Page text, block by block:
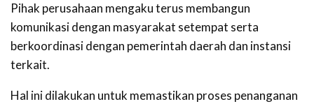
‎Pihak perusahaan mengaku terus membangun
komunikasi dengan masyarakat setempat serta
berkoordinasi dengan pemerintah daerah dan instansi
terkait.
Hal ini dilakukan untuk memastikan proses penanganan